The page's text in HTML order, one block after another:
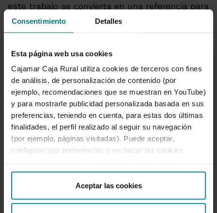
Consentimiento Detalles
Esta página web usa cookies
Cajamar Caja Rural utiliza cookies de terceros con fines
de análisis, de personalización de contenido (por
ejemplo, recomendaciones que se muestran en YouTube)
y para mostrarle publicidad personalizada basada en sus
preferencias, teniendo en cuenta, para estas dos últimas
finalidades, el perfil realizado al seguir su navegación
(por ejemplo, páginas visitadas). Puede aceptar,
configurar sus preferencias o rechazar las cookies
“Detalles”. También puede obtener más información, así
como cambiar el consentimiento en cualquier momento
desde nuestraPolítica de Cookies.
Aceptar las cookies
este trabajo se convierta en una referencia para
el sector y le ayude a orientar su estrategia de
En esta línea, Raúl Sanz ha apuntado que “el
sector de la carne de vacuno afronta retos
importantes relacionados con la rentabilidad de
las granjas –que, recordemos, es el primer pilar
de la sostenibilidad–, el relevo generacional, la
innovación tecnológica, la sostenibilidad
ambiental y las nuevas demandas de los
consumidores. Para responder a estos desafíos
necesitamos conocimiento, análisis y capacidad
de adaptación. Y precisamente por eso esta
especial para el sector”.
Por su parte, Ana Rodriguez Castaño ha